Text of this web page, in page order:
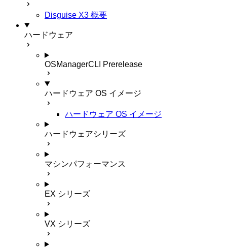
Disguise X3 概要
ハードウェア
OSManagerCLI Prerelease
ハードウェア OS イメージ
ハードウェア OS イメージ
ハードウェアシリーズ
マシンパフォーマンス
EX シリーズ
VX シリーズ